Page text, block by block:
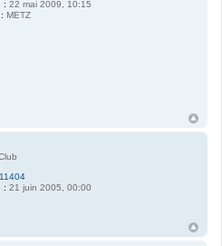
: 22 mai 2009, 10:15
METZ
11404
: 21 juin 2005, 00:00